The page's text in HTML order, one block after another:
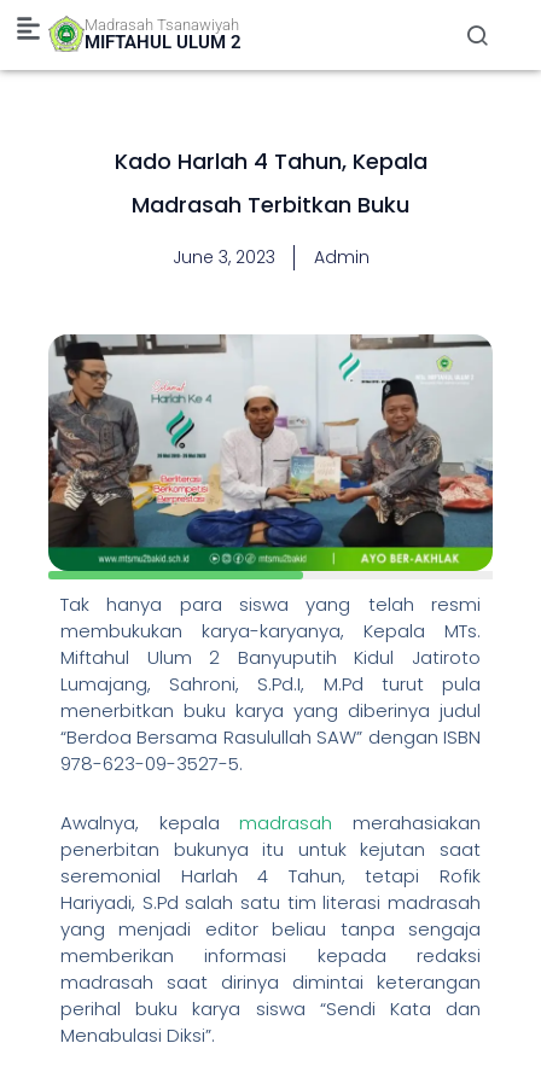
Skip
content
Madrasah Tsanawiyah
MIFTAHUL ULUM 2
Kado Harlah 4 Tahun, Kepala
Madrasah Terbitkan Buku
June 3, 2023 Admin
Tak hanya para siswa yang telah resmi
membukukan karya-karyanya, Kepala MTs.
Miftahul Ulum 2 Banyuputih Kidul Jatiroto
Lumajang, Sahroni, S.Pd.I, M.Pd turut pula
menerbitkan buku karya yang diberinya judul
“Berdoa Bersama Rasulullah SAW” dengan ISBN
978-623-09-3527-5.
Awalnya, kepalamadrasahmerahasiakan
penerbitan bukunya itu untuk kejutan saat
seremonial Harlah 4 Tahun, tetapi Rofik
Hariyadi, S.Pd salah satu tim literasi madrasah
yang menjadi editor beliau tanpa sengaja
memberikan informasi kepada redaksi
madrasah saat dirinya dimintai keterangan
perihal buku karya siswa “Sendi Kata dan
Menabulasi Diksi”.